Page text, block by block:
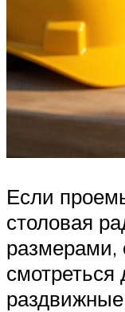
Если
столовая
размерами,
смотреться